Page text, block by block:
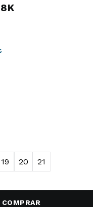
19 20 21
COMPRAR